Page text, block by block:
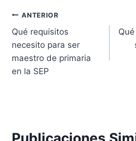
Navegación
de
entradas
ANTERIOR
Qué requisitos
necesito para ser
maestro de primaria
en la SEP